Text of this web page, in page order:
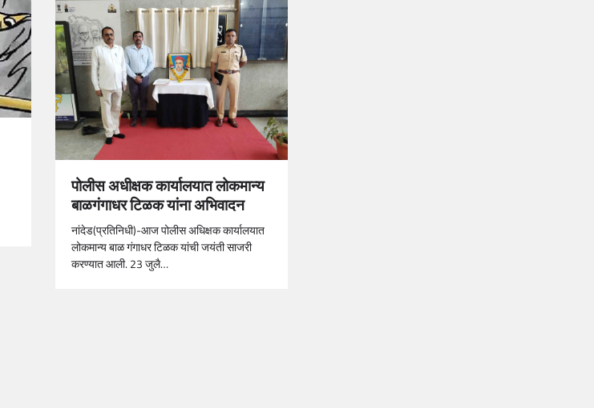
पोलीस अधीक्षक कार्यालयात लोकमान्य
बाळगंगाधर टिळक यांना अभिवादन
नांदेड(प्रतिनिधी)-आज पोलीस अधिक्षक कार्यालयात
लोकमान्य बाळ गंगाधर टिळक यांची जयंती साजरी
करण्यात आली. 23 जुलै…